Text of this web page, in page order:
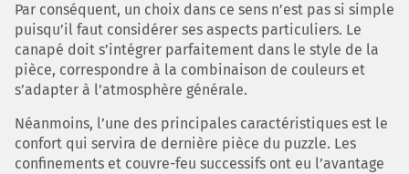
Par conséquent, un choix dans ce sens n’est pas si simple
puisqu’il faut considérer ses aspects particuliers. Le
canapé doit s’intégrer parfaitement dans le style de la
pièce, correspondre à la combinaison de couleurs et
s’adapter à l’atmosphère générale.
Néanmoins, l’une des principales caractéristiques est le
confort qui servira de dernière pièce du puzzle. Les
confinements et couvre-feu successifs ont eu l’avantage